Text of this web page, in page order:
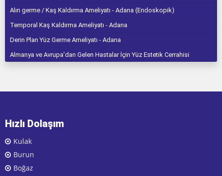
Alın germe / Kaş Kaldırma Ameliyatı - Adana (Endoskopik)
Temporal Kaş Kaldırma Ameliyatı - Adana
Derin Plan Yüz Germe Ameliyatı - Adana
Almanya ve Avrupa’dan Gelen Hastalar İçin Yüz Estetik Cerrahisi
Hızlı Dolaşım
Kulak
Burun
Boğaz